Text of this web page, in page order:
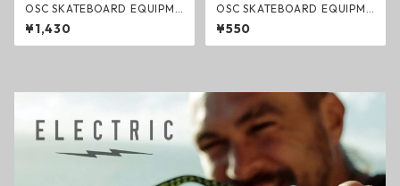
OSC SKATEBOARD EQUIPME
NT ベアリング ABEC7 8個セッ
ト スケートボード用パーツ オ
イル
¥1,430
OSC SKATEBOARD EQUIPME
NT ハードウェア プラス スケ
ートボード用ボルトパーツセ
ット 1インチ ビス ネジ
¥550